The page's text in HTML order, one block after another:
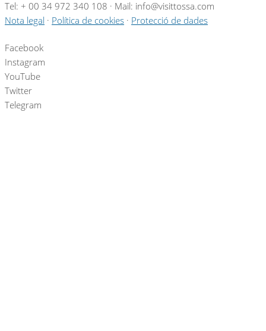
Tel: + 00 34 972 340 108 · Mail: info@visittossa.com
Nota legal · Política de cookies · Protecció de dades
Facebook
Instagram
YouTube
Twitter
Telegram